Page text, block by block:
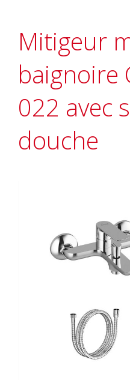
Mitigeur
baignoire
022 avec
douche